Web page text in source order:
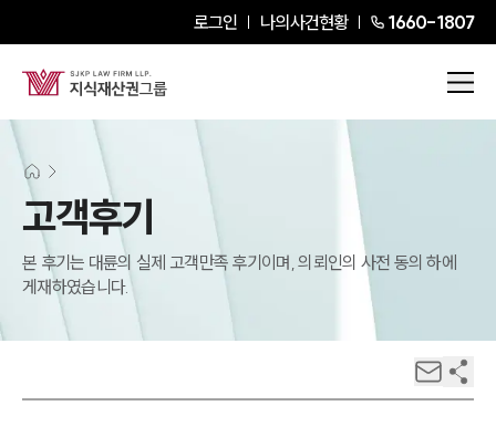
로그인 나의사건현황 1660-1807
고객후기
본 후기는 대륜의 실제 고객만족 후기이며, 의뢰인의 사전 동의 하에
게재하였습니다.